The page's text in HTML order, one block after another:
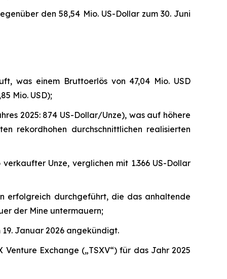
den 58,54 Mio. US-Dollar zum 30. Juni
was einem Bruttoerlös von 47,04 Mio. USD
Mio. USD);
2025: 874 US-Dollar/Unze), was auf höhere
rekordhohen durchschnittlichen realisierten
Unze, verglichen mit 1.366 US-Dollar
erfolgreich durchgeführt, die das anhaltende
der Mine untermauern;
Januar 2026 angekündigt.
Exchange („TSXV“) für das Jahr 2025